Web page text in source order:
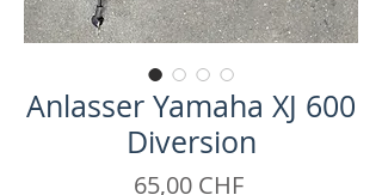
Anlasser Yamaha XJ 600
Diversion
65,00 CHFPreis